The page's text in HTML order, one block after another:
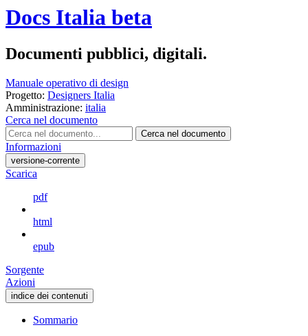
Docs Italia beta
Documenti pubblici, digitali.
Manuale operativo di design
Progetto: Designers Italia
Amministrazione: italia
Cerca nel documento
Cerca nel documento
Informazioni
versione-corrente
Scarica
pdf
html
epub
Sorgente
Azioni
indice dei contenuti
Sommario